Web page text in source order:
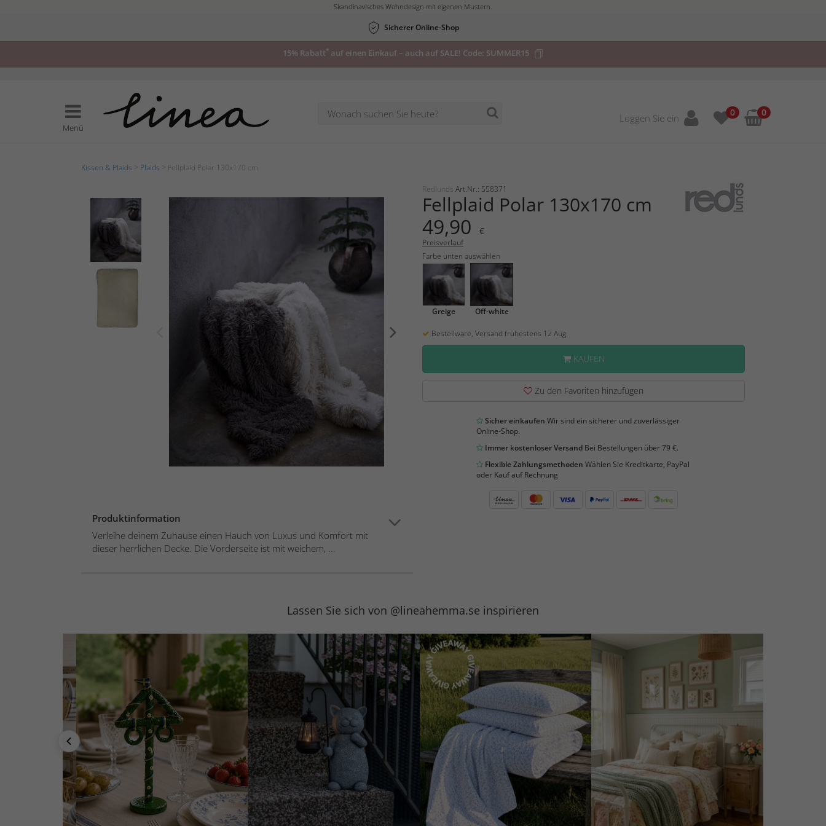
Skandinavisches Wohndesign mit eigenen Mustern.
Sicherer Online-Shop
15% Rabatt* auf einen Einkauf – auch auf SALE! Code: SUMMER15
Menü
Loggen Sie ein 0 0
Kissen & Plaids Plaids > Fellplaid Polar 130x170 cm
Produktinformation
Verleihe deinem Zuhause einen Hauch von Luxus und Komfort mit
dieser herrlichen Decke. Die Vorderseite ist mit weichem, ...
Redlunds Art.Nr.: 558371
Fellplaid Polar 130x170 cm
49,90 €
Preisverlauf
Farbe unten auswählen
Greige Off-white
Bestellware, Versand frühestens 12 Aug
KAUFEN
Zu den Favoriten hinzufügen
Sicher einkaufen Wir sind ein sicherer und zuverlässiger
Online-Shop.
Immer kostenloser VersandBei Bestellungen über 79 €.
Flexible Zahlungsmethoden Wählen Sie Kreditkarte, PayPal
oder Kauf auf Rechnung
Lassen Sie sich von @lineahemma.se inspirieren